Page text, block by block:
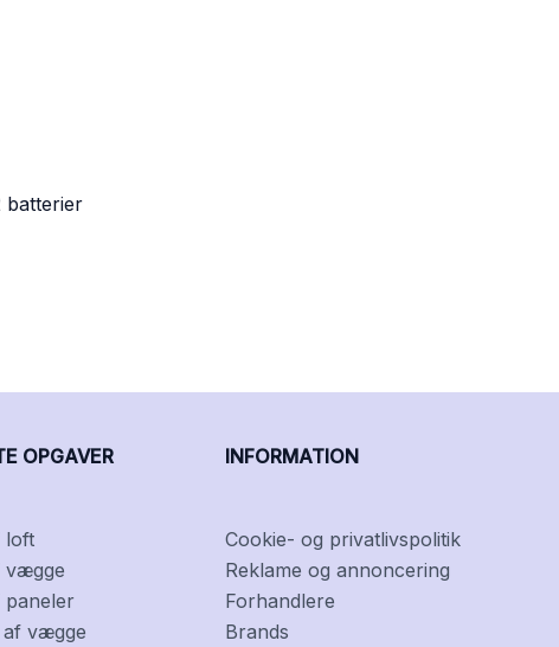
batterier
OPGAVER
loft
vægge
paneler
af vægge
INFORMATION
Cookie- og privatlivspolitik
Reklame og annoncering
Forhandlere
Brands